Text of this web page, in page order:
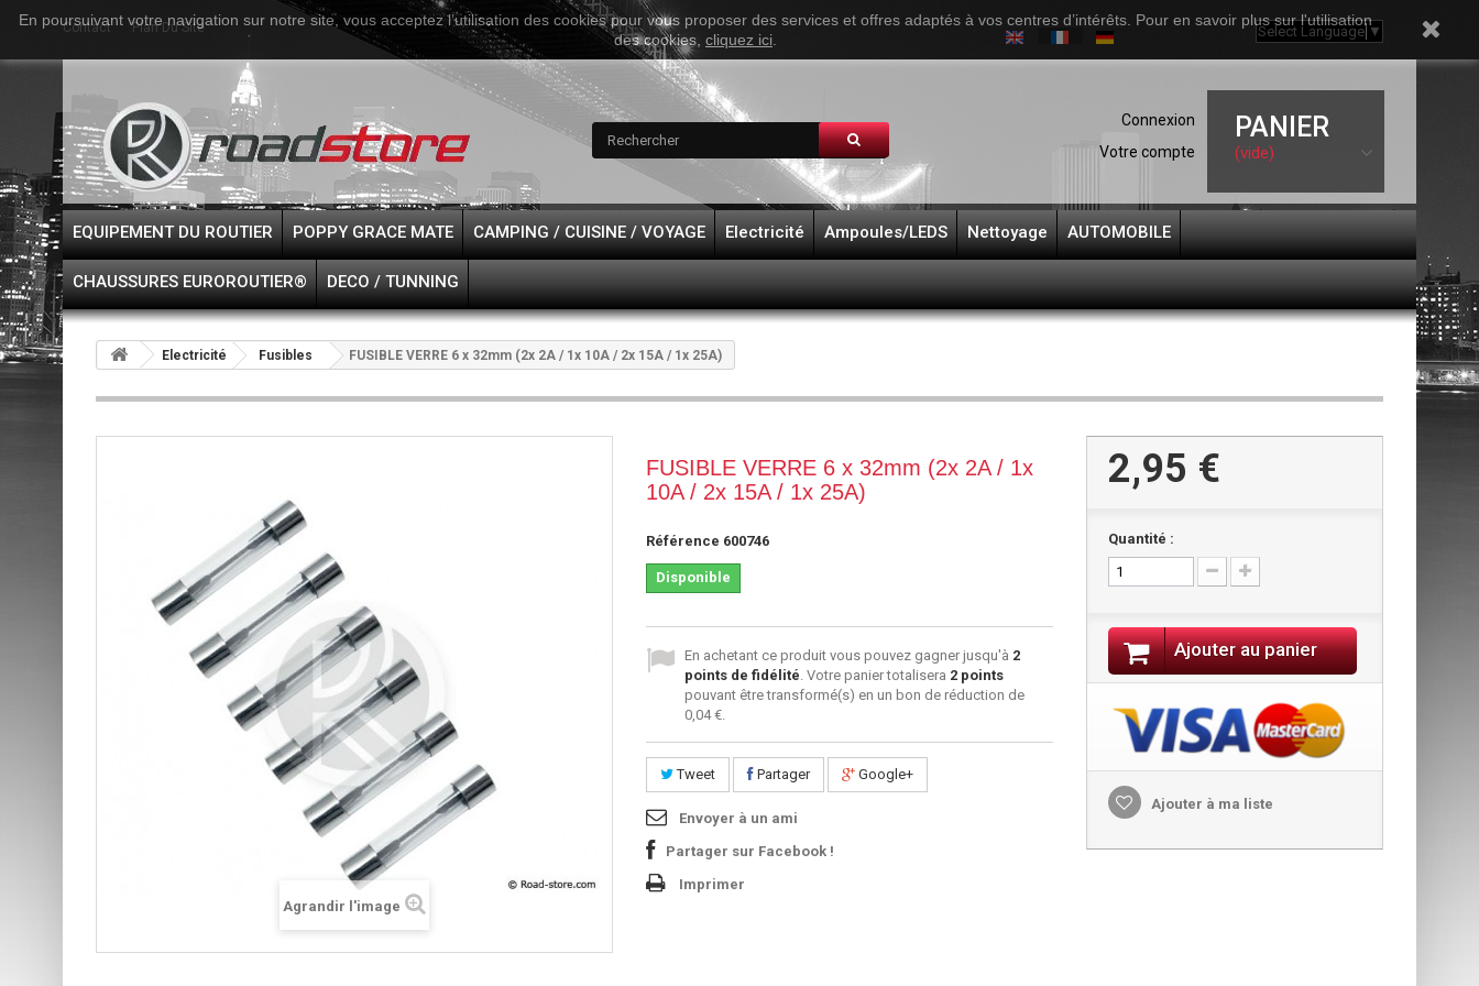
Contact Plan Du Site Select Language ▼
Connexion
Votre compte
PANIER
(vide)
EQUIPEMENT DU ROUTIER POPPY GRACE MATE CAMPING / CUISINE / VOYAGE Electricité Ampoules/LEDS Nettoyage AUTOMOBILE
CHAUSSURES EUROROUTIER® DECO / TUNNING
Electricité Fusibles FUSIBLE VERRE 6 x 32mm (2x 2A / 1x 10A / 2x 15A / 1x 25A)
Agrandir l'image
FUSIBLE VERRE 6 x 32mm (2x 2A / 1x
10A / 2x 15A / 1x 25A)
Référence 600746
Disponible
En achetant ce produit vous pouvez gagner jusqu'à 2
points de fidélité . Votre panier totalisera 2 points
pouvant être transformé(s) en un bon de réduction de
0,04 €
Tweet Partager Google+
Envoyer à un ami
Partager sur Facebook !
Imprimer
2,95 €
Quantité :
Ajouter au panier
Ajouter à ma liste
En poursuivant votre navigation sur notre site, vous acceptez l’utilisation des cookies pour vous proposer des services et offres adaptés à vos centres d’intérêts. Pour en savoir plus sur l'utilisation
des cookies, cliquez ici